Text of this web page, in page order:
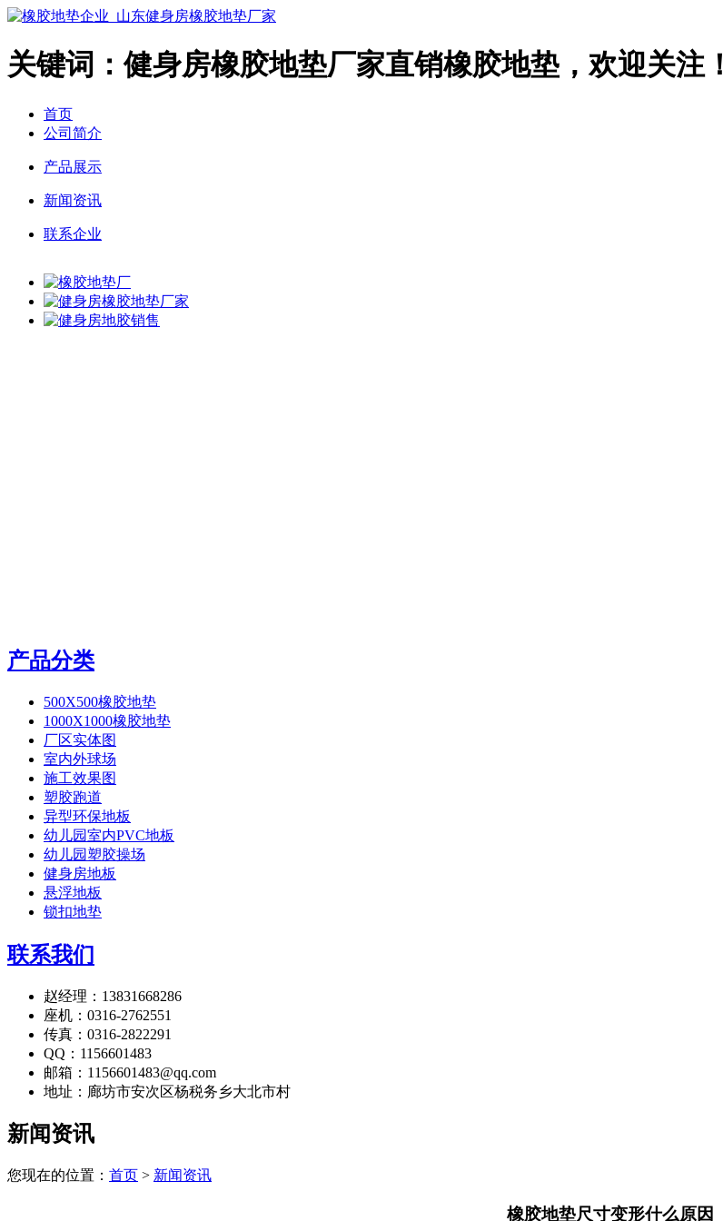
关键词：健身房橡胶地垫厂家直销橡胶地垫，欢迎关注！
首页
公司简介
产品展示
新闻资讯
联系企业
产品分类
500X500橡胶地垫
1000X1000橡胶地垫
厂区实体图
室内外球场
施工效果图
塑胶跑道
异型环保地板
幼儿园室内PVC地板
幼儿园塑胶操场
健身房地板
悬浮地板
锁扣地垫
联系我们
赵经理：13831668286
座机：0316-2762551
传真：0316-2822291
QQ：1156601483
邮箱：1156601483@qq.com
地址：廊坊市安次区杨税务乡大北市村
新闻资讯
您现在的位置： 首页 > 新闻资讯
橡胶地垫尺寸变形什么原因